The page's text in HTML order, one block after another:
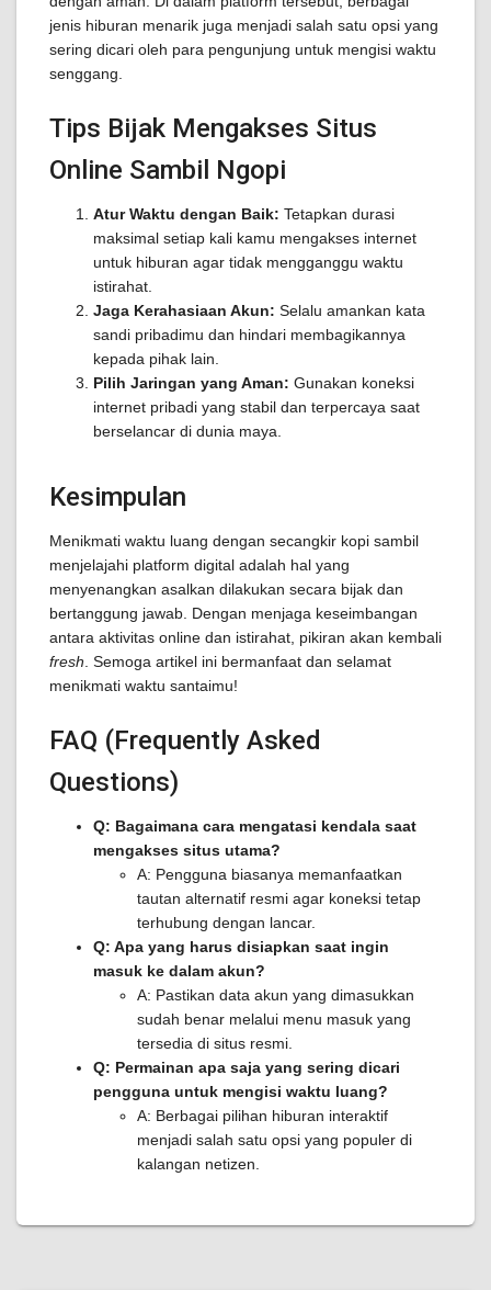
jenis hiburan menarik juga menjadi salah satu opsi yang
sering dicari oleh para pengunjung untuk mengisi waktu
senggang.
Tips Bijak Mengakses Situs
Online Sambil Ngopi
Atur Waktu dengan Baik: Tetapkan durasi
maksimal setiap kali kamu mengakses internet
untuk hiburan agar tidak mengganggu waktu
istirahat.
Jaga Kerahasiaan Akun: Selalu amankan kata
sandi pribadimu dan hindari membagikannya
kepada pihak lain.
Pilih Jaringan yang Aman: Gunakan koneksi
internet pribadi yang stabil dan terpercaya saat
berselancar di dunia maya.
Kesimpulan
Menikmati waktu luang dengan secangkir kopi sambil
menjelajahi platform digital adalah hal yang
menyenangkan asalkan dilakukan secara bijak dan
bertanggung jawab. Dengan menjaga keseimbangan
antara aktivitas online dan istirahat, pikiran akan kembali
fresh . Semoga artikel ini bermanfaat dan selamat
menikmati waktu santaimu!
FAQ (Frequently Asked
Questions)
Q: Bagaimana cara mengatasi kendala saat
mengakses situs utama?
A: Pengguna biasanya memanfaatkan
tautan alternatif resmi agar koneksi tetap
terhubung dengan lancar.
Q: Apa yang harus disiapkan saat ingin
masuk ke dalam akun?
A: Pastikan data akun yang dimasukkan
sudah benar melalui menu masuk yang
tersedia di situs resmi.
Q: Permainan apa saja yang sering dicari
pengguna untuk mengisi waktu luang?
A: Berbagai pilihan hiburan interaktif
menjadi salah satu opsi yang populer di
kalangan netizen.